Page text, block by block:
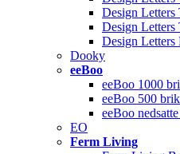
Design Letters
Design Letters
Design Letters
Dooky
eeBoo
eeBoo 1000
eeBoo 500
eeBoo
EO
Ferm Living